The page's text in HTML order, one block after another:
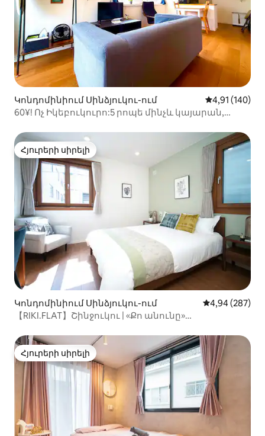
Կոնդոմինիում Սինձյուկու-ում Միջին
4,91 (140)
60¥! Ոչ Իկեբուկուրո:5 րոպե մինչև կայարան,
Հյուրերի սիրելի
Հյուրերի սիրելի
Կոնդոմինիում Սինձյուկու-ում Միջին
4,94 (287)
【RIKI.FLAT】Շինջուկու | «Քո անունը»
Հյուրերի սիրելի
Հյուրերի սիրելի